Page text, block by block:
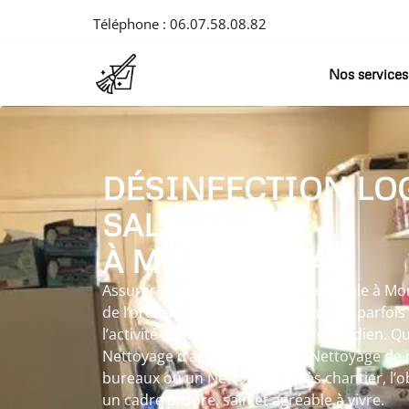
Téléphone : 06.07.58.08.82
Nos services
DÉSINFECTION
SALE
À MONTFERRAT
Assurer un Désinfection logement sale à
de l’ordre et de la clarté dans un lieu
l’activité ou les événements du quotidien.
Nettoyage d’appartement, un Nettoyage
bureaux ou un Nettoyage après chantier,
un cadre propre, sain et agréable à vivre.